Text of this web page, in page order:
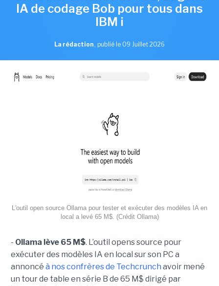
IA de codage Bob pour tous dans
IBM i
La rédaction , publié le 09 Juillet 2026
L'outil open source Ollama pour tester et exécuter des modèles IA en
local a levé 65 M$. (Crédit Ollama)
- Ollama lève 65 M$. L’outil opens source pour
exécuter des modèles IA en local sur son PC a
annoncé à nos confrères de Techcrunch avoir mené
un tour de table en série B de 65 M$ dirigé par